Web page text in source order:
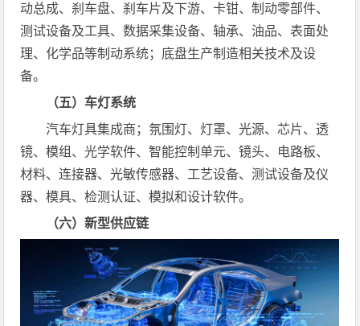
动总成、刹车盘、刹车片及下游、卡钳、制动零部件、
测试设备及工具、数据采集设备、轴承、油品、表面处
理、化学品等制动系统；底盘生产制造相关技术及设
备。
（五）车灯系统
汽车灯具集成商；氛围灯、灯罩、光源、芯片、透
镜、模组、光学软件、智能控制单元、镜头、电路板、
材料、连接器、光敏传感器、工艺设备、测试设备及仪
器、模具、检测认证、模拟和设计软件。
（六）新型供应链